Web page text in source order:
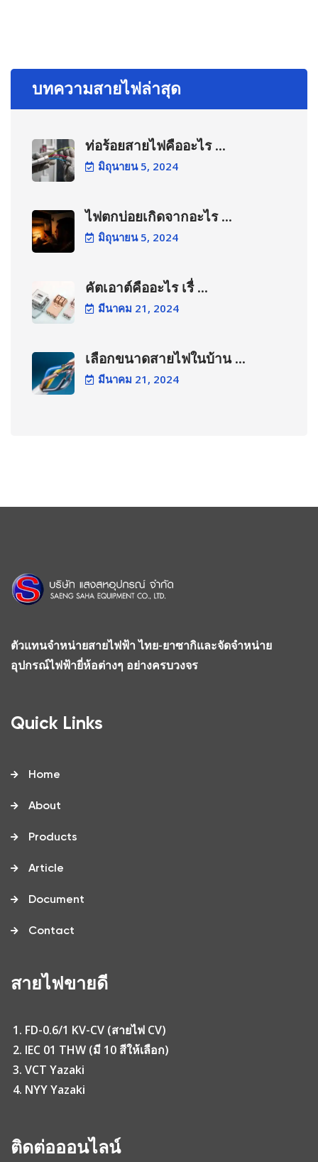
บทความสายไฟล่าสุด
ท่อร้อยสายไฟคืออะไร ...
มิถุนายน 5, 2024
ไฟตกบ่อยเกิดจากอะไร ...
มิถุนายน 5, 2024
คัตเอาต์คืออะไร เรื่ ...
มีนาคม 21, 2024
เลือกขนาดสายไฟในบ้าน ...
มีนาคม 21, 2024
ตัวแทนจำหน่ายสายไฟฟ้า ไทย-ยาซากิและจัดจำหน่าย
อุปกรณ์ไฟฟ้ายี่ห้อต่างๆ อย่างครบวงจร
Quick Links
Home
About
Products
Article
Document
Contact
สายไฟขายดี
FD-0.6/1 KV-CV (สายไฟ CV)
IEC 01 THW (มี 10 สีให้เลือก)
VCT Yazaki
NYY Yazaki
ติดต่อออนไลน์